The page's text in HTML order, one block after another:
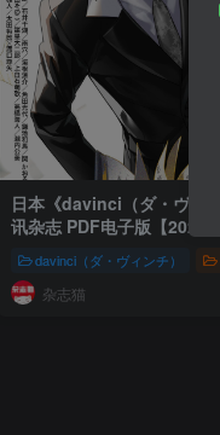
davinci（ダ・ヴィンチ）人文
日本《davinci（ダ・ヴィ
讯杂志 PDF电子版【2025年
davinci（ダ・ヴィンチ）
杂志猫